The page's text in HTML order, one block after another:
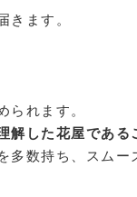
きます。
られます。
解した花屋である
多数持ち、スムー